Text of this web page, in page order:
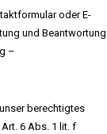
oder E-
und Beantwortung
–
berechtigtes
6 Abs. 1 lit. f